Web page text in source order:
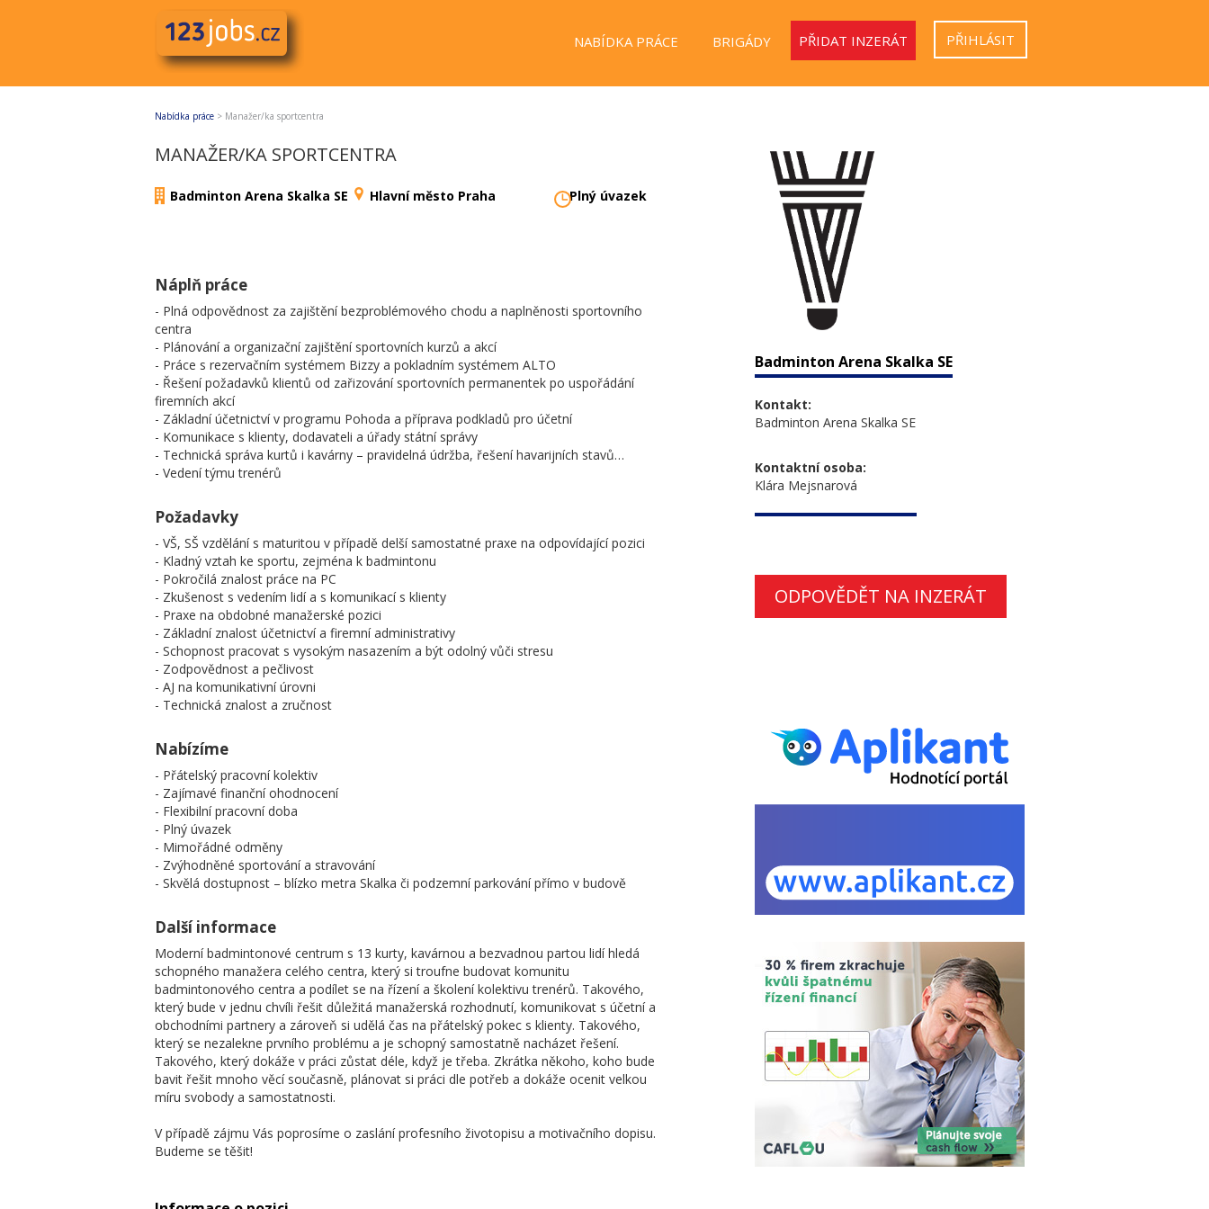
NABÍDKA PRÁCE BRIGÁDY PŘIDAT INZERÁT PŘIHLÁSIT
Nabídka práce > Manažer/ka sportcentra
MANAŽER/KA SPORTCENTRA
Badminton Arena Skalka SE Hlavní město Praha Plný úvazek
Náplň práce
- Plná odpovědnost za zajištění bezproblémového chodu a naplněnosti sportovního
centra
- Plánování a organizační zajištění sportovních kurzů a akcí
- Práce s rezervačním systémem Bizzy a pokladním systémem ALTO
- Řešení požadavků klientů od zařizování sportovních permanentek po uspořádání
firemních akcí
- Základní účetnictví v programu Pohoda a příprava podkladů pro účetní
- Komunikace s klienty, dodavateli a úřady státní správy
- Technická správa kurtů i kavárny – pravidelná údržba, řešení havarijních stavů…
- Vedení týmu trenérů
Požadavky
- VŠ, SŠ vzdělání s maturitou v případě delší samostatné praxe na odpovídající pozici
- Kladný vztah ke sportu, zejména k badmintonu
- Pokročilá znalost práce na PC
- Zkušenost s vedením lidí a s komunikací s klienty
- Praxe na obdobné manažerské pozici
- Základní znalost účetnictví a firemní administrativy
- Schopnost pracovat s vysokým nasazením a být odolný vůči stresu
- Zodpovědnost a pečlivost
- AJ na komunikativní úrovni
- Technická znalost a zručnost
Nabízíme
- Přátelský pracovní kolektiv
- Zajímavé finanční ohodnocení
- Flexibilní pracovní doba
- Plný úvazek
- Mimořádné odměny
- Zvýhodněné sportování a stravování
- Skvělá dostupnost – blízko metra Skalka či podzemní parkování přímo v budově
Další informace
Moderní badmintonové centrum s 13 kurty, kavárnou a bezvadnou partou lidí hledá
schopného manažera celého centra, který si troufne budovat komunitu
badmintonového centra a podílet se na řízení a školení kolektivu trenérů. Takového,
který bude v jednu chvíli řešit důležitá manažerská rozhodnutí, komunikovat s účetní a
obchodními partnery a zároveň si udělá čas na přátelský pokec s klienty. Takového,
který se nezalekne prvního problému a je schopný samostatně nacházet řešení.
Takového, který dokáže v práci zůstat déle, když je třeba. Zkrátka někoho, koho bude
bavit řešit mnoho věcí současně, plánovat si práci dle potřeb a dokáže ocenit velkou
míru svobody a samostatnosti.
V případě zájmu Vás poprosíme o zaslání profesního životopisu a motivačního dopisu.
Budeme se těšit!
Badminton Arena Skalka SE
Kontakt:
Badminton Arena Skalka SE
Kontaktní osoba:
Klára Mejsnarová
ODPOVĚDĚT NA INZERÁT